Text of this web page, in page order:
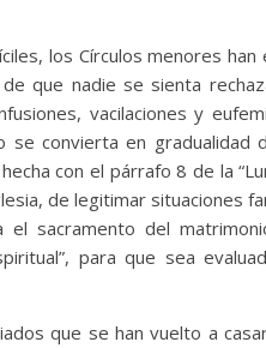
los Círculos menores
que nadie se sienta
vacilaciones y
convierta en gradualidad
con el párrafo 8 de la
de legitimar situaciones
sacramento del
para que sea
que se han vuelto a